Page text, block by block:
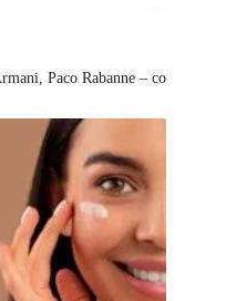
Paco Rabanne – co